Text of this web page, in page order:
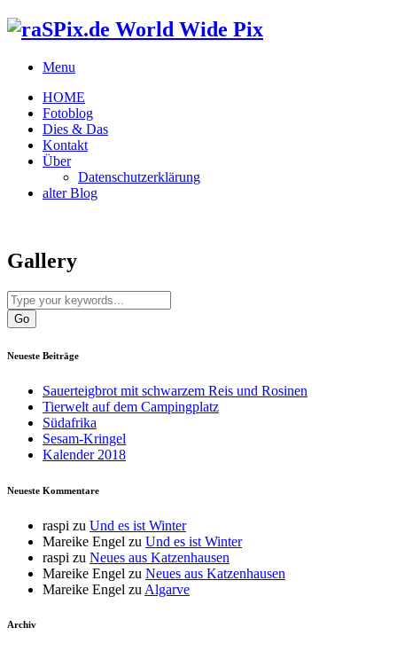
World Wide Pix
Menu
HOME
Fotoblog
Dies & Das
Kontakt
Über
Datenschutzerklärung
alter Blog
Gallery
Neueste Beiträge
Sauerteigbrot mit schwarzem Reis und Rosinen
Tierwelt auf dem Campingplatz
Südafrika
Sesam-Kringel
Kalender 2018
Neueste Kommentare
raspi zu Und es ist Winter
Mareike Engel zu Und es ist Winter
raspi zu Neues aus Katzenhausen
Mareike Engel zu Neues aus Katzenhausen
Mareike Engel zu Algarve
Archiv